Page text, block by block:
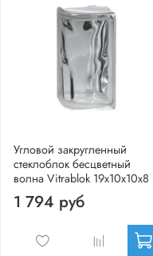
Угловой закругленный
стеклоблок бесцветный
волна Vitrablok 19x10x10x8
1 794 руб